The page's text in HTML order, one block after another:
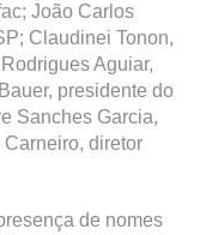
João Carlos
Claudinei Tonon,
Aguiar,
presidente do
Sanches Garcia,
diretor
de nomes